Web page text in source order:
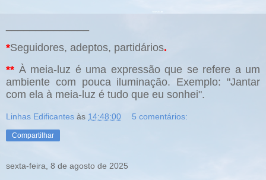
*Seguidores, adeptos, partidários.
** À meia-luz é uma expressão que se refere a um
ambiente com pouca iluminação. Exemplo: "Jantar
com ela à meia-luz é tudo que eu sonhei".
Linhas Edificantes às 14:48:00 5 comentários:
Compartilhar
sexta-feira, 8 de agosto de 2025